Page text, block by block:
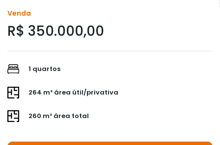
Venda
R$ 350.000,00
1 quartos
264 m² área útil/privativa
260 m² área total